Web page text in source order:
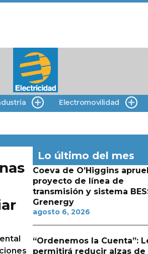
Electromovilidad
Lo último del mes
Coeva de O’Higgins
proyecto de línea de
transmisión y sistema
Grenergy
agosto 6, 2026
“Ordenemos la Cuenta”:
permitirá reducir alzas de